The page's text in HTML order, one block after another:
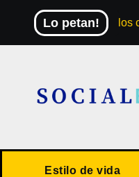
contenido
Lo petan!
El Mundial de los
Estilo de vida